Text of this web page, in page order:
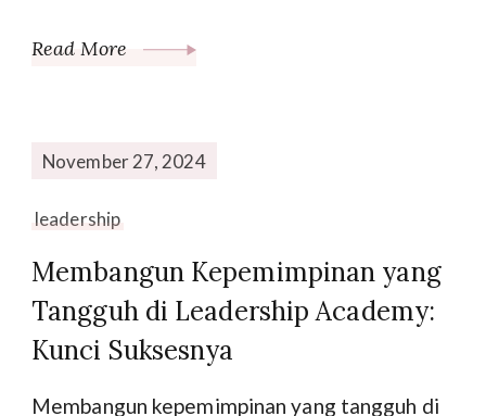
Read More
November 27, 2024
leadership
Membangun Kepemimpinan yang
Tangguh di Leadership Academy:
Kunci Suksesnya
Membangun kepemimpinan yang tangguh di